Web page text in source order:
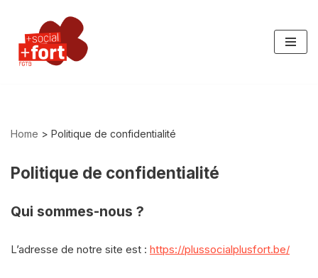
Aller
au
Home > Politique de confidentialité
Politique de confidentialité
Qui sommes-nous ?
L’adresse de notre site est : https://plussocialplusfort.be/